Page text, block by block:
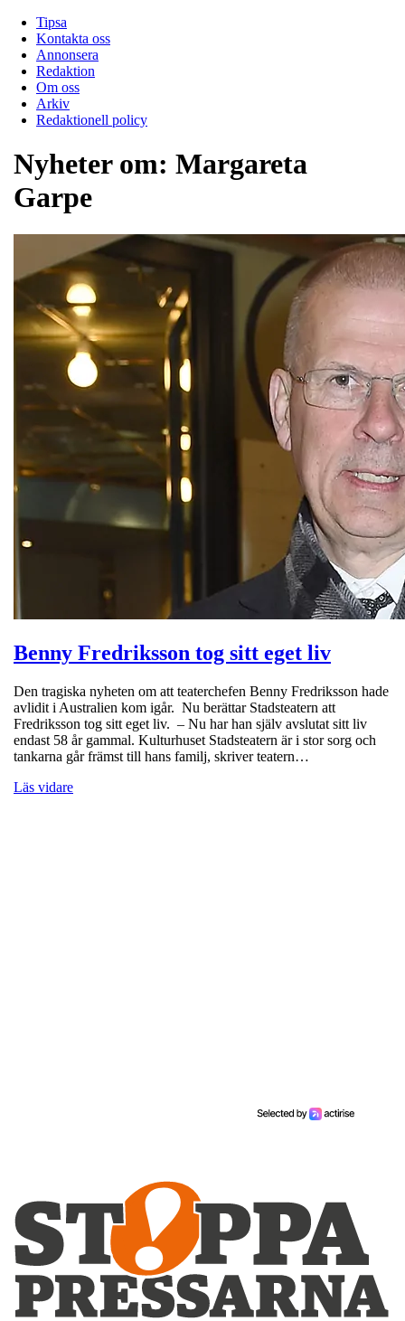
Tipsa
Kontakta oss
Annonsera
Redaktion
Om oss
Arkiv
Redaktionell policy
Nyheter om: Margareta
Garpe
Benny Fredriksson tog sitt eget liv
Den tragiska nyheten om att teaterchefen Benny Fredriksson hade
avlidit i Australien kom igår. Nu berättar Stadsteatern att
Fredriksson tog sitt eget liv. – Nu har han själv avslutat sitt liv
endast 58 år gammal. Kulturhuset Stadsteatern är i stor sorg och
tankarna går främst till hans familj, skriver teatern…
Läs vidare